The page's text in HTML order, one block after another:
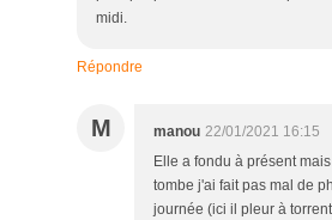
midi.
Répondre
M manou 22/01/2021 16:15
Elle a fondu à présent
tombe j'ai fait pas mal de
journée (ici il pleur à